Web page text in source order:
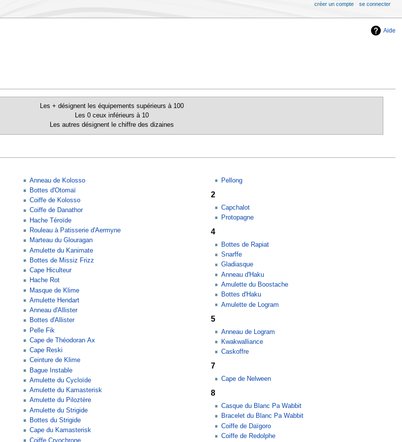
Aide
Les + désignent les équipements supérieurs à 100
Les 0 ceux inférieurs à 10
Les autres désignent le chiffre des dizaines
Anneau de Kolosso
Bottes d'Otomaï
Coiffe de Kolosso
Coiffe de Danathor
Hache Téroïde
Rouleau à Patisserie d'Aermyne
Marteau du Glouragan
Amulette du Kanimate
Bottes de Missiz Frizz
Cape Hiculteur
Hache Rot
Masque de Klime
Amulette Hendart
Anneau d'Allister
Bottes d'Allister
Pelle Fik
Cape de Théodoran Ax
Cape Reski
Ceinture de Klime
Bague Instable
Amulette du Cycloïde
Amulette du Kamasterisk
Amulette du Piloztère
Amulette du Strigide
Bottes du Strigide
Cape du Kamasterisk
Coiffe Cryochrone
Pellong
2
Capchalot
Protopagne
4
Bottes de Rapiat
Snarffe
Gladiasque
Anneau d'Haku
Amulette du Boostache
Bottes d'Haku
Amulette de Logram
5
Anneau de Logram
Kwakwalliance
Caskoffre
7
Cape de Nelween
8
Casque du Blanc Pa Wabbit
Bracelet du Blanc Pa Wabbit
Coiffe de Daïgoro
Coiffe de Redolphe
créer un compte se connecter